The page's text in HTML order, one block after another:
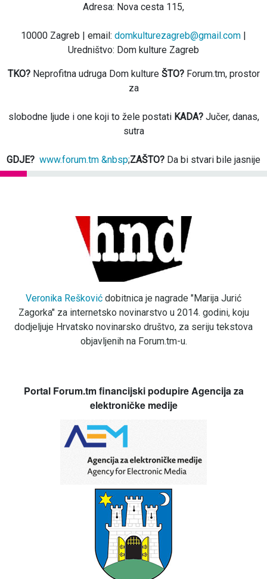
Adresa: Nova cesta 115,
10000 Zagreb | email: domkulturezagreb@gmail.com |
Uredništvo: Dom kulture Zagreb
TKO?Neprofitna udruga Dom kulture ŠTO?Forum.tm, prostor
za
slobodne ljude i one koji to žele postati KADA?Jučer, danas,
sutra
GDJE? www.forum.tm &nbsp;ZAŠTO? Da bi stvari bile jasnije
Veronika Rešković dobitnica je nagrade "Marija Jurić
Zagorka" za internetsko novinarstvo u 2014. godini, koju
dodjeljuje Hrvatsko novinarsko društvo, za seriju tekstova
objavljenih na Forum.tm-u.
Portal Forum.tm financijski podupire Agencija za
elektroničke medije